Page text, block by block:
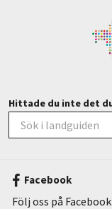
Hittade du inte det
Facebook
Följ oss på